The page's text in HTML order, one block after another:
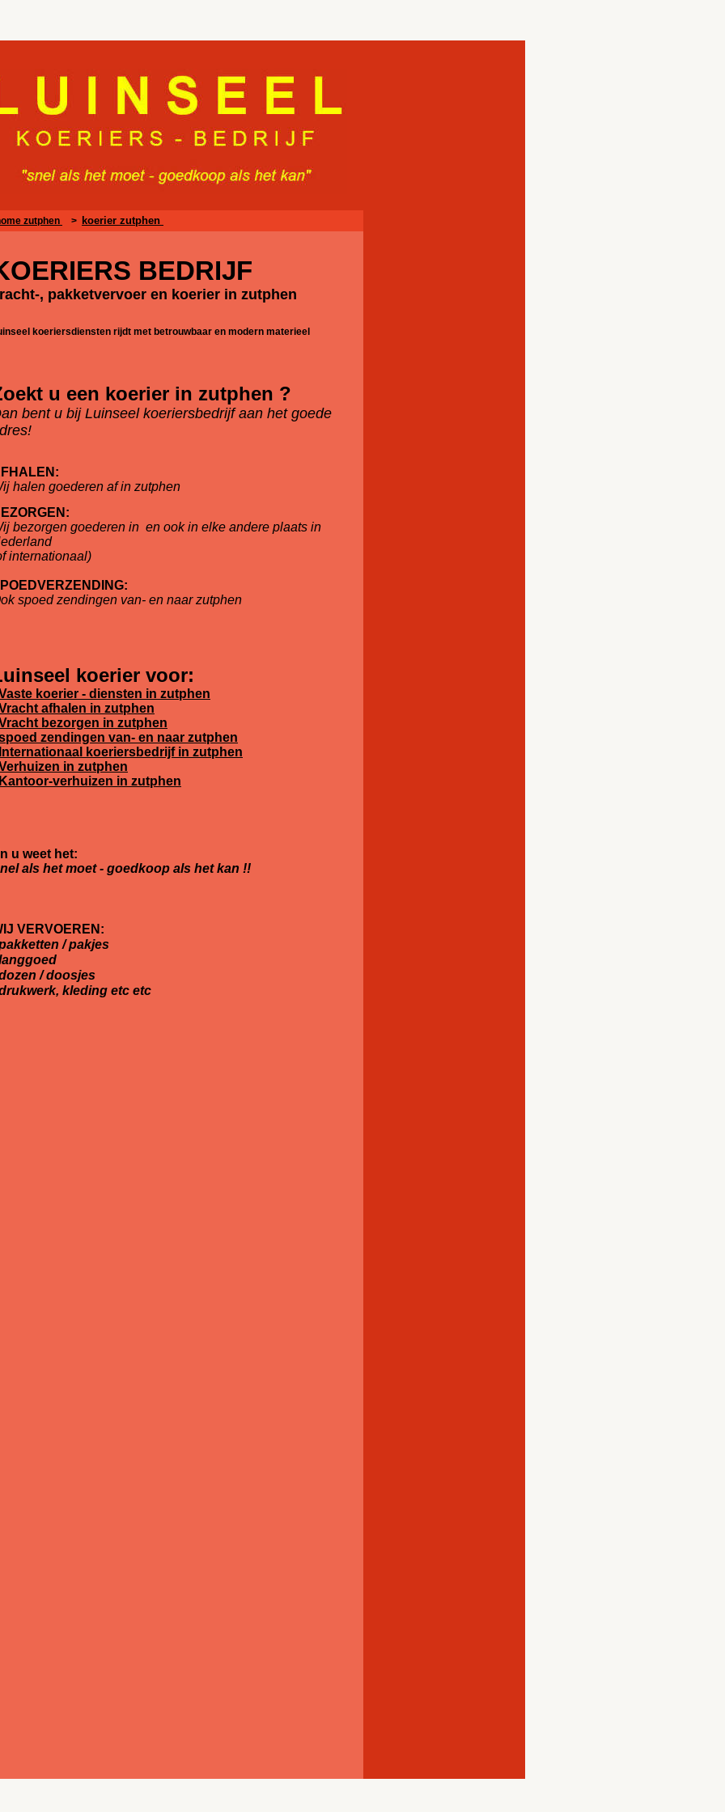
zutphen > koerier zutphen
BEDRIJF
, pakketvervoer en koerier in zutphen
koeriersdiensten rijdt met betrouwbaar en modern materieel
u een koerier in zutphen ?
bent u bij Luinseel koeriersbedrijf aan het goede
halen goederen af in zutphen
bezorgen goederen in en ook in elke andere plaats in
internationaal)
spoed zendingen van- en naar zutphen
koerier voor:
koerier - diensten in zutphen
afhalen in zutphen
bezorgen in zutphen
zendingen van- en naar zutphen
Internationaal koeriersbedrijf in zutphen
in zutphen
Kantoor-verhuizen in zutphen
u weet het:
als het moet - goedkoop als het kan !!
VERVOEREN:
/ pakjes
/ doosjes
kleding etc etc